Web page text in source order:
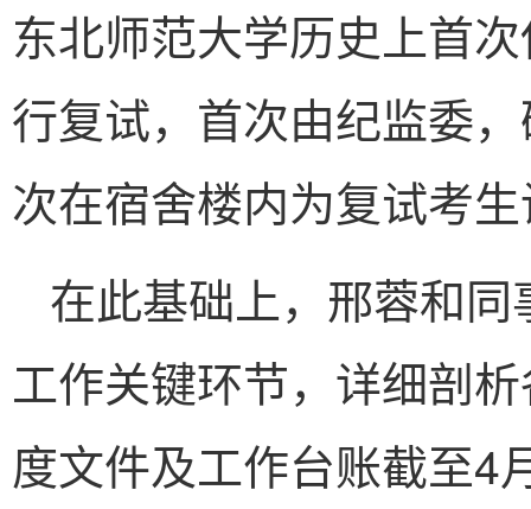
东北师范大学历史上首
行复试，首次由纪监委
次在宿舍楼内为复试考
在此基础上，邢蓉和
工作关键环节，详细剖
度文件及工作台账截至4